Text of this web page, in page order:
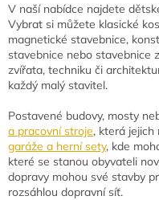
V naší nabídce najdete
Vybrat si můžete klasické
magnetické stavebnice,
stavebnice nebo stavebnice
zvířata, techniku či
každý malý stavitel.
Postavené budovy, mosty
a pracovní stroje, která jejich
garáže a herní sety, kde
které se stanou obyvateli
dopravy mohou své stavby
rozsáhlou dopravní síť.